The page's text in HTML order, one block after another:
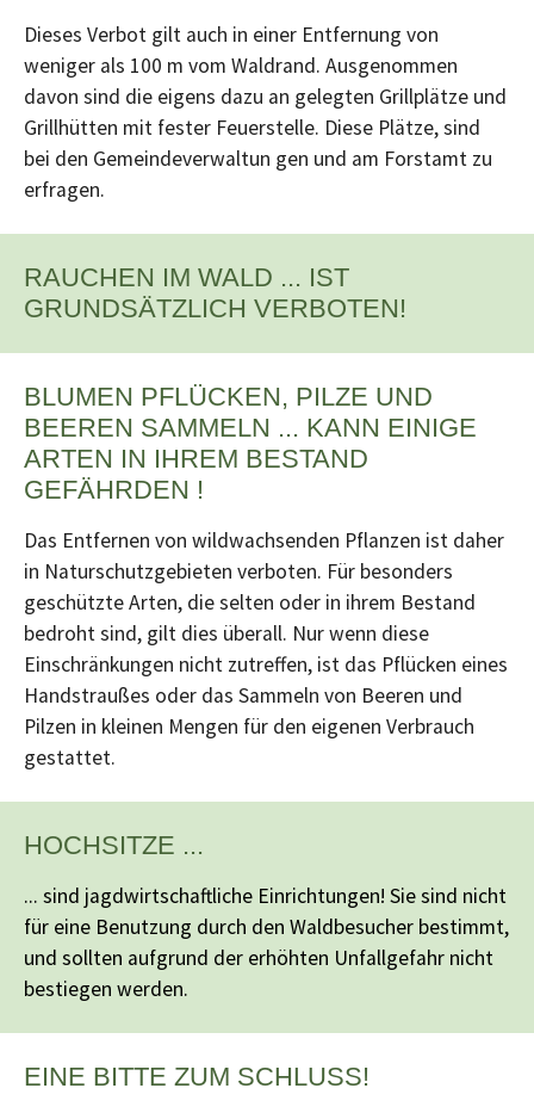
Dieses Verbot gilt auch in einer Entfernung von
weniger als 100 m vom Waldrand. Ausgenommen
davon sind die eigens dazu an gelegten Grillplätze und
Grillhütten mit fester Feuerstelle. Diese Plätze, sind
bei den Gemeindeverwaltun gen und am Forstamt zu
erfragen.
RAUCHEN IM WALD ... IST
GRUNDSÄTZLICH VERBOTEN!
BLUMEN PFLÜCKEN, PILZE UND
BEEREN SAMMELN ... KANN EINIGE
ARTEN IN IHREM BESTAND
GEFÄHRDEN !
Das Entfernen von wildwachsenden Pflanzen ist daher
in Naturschutzgebieten verboten. Für besonders
geschützte Arten, die selten oder in ihrem Bestand
bedroht sind, gilt dies überall. Nur wenn diese
Einschränkungen nicht zutreffen, ist das Pflücken eines
Handstraußes oder das Sammeln von Beeren und
Pilzen in kleinen Mengen für den eigenen Verbrauch
gestattet.
HOCHSITZE ...
... sind jagdwirtschaftliche Einrichtungen! Sie sind nicht
für eine Benutzung durch den Waldbesucher bestimmt,
und sollten aufgrund der erhöhten Unfallgefahr nicht
bestiegen werden.
EINE BITTE ZUM SCHLUSS!